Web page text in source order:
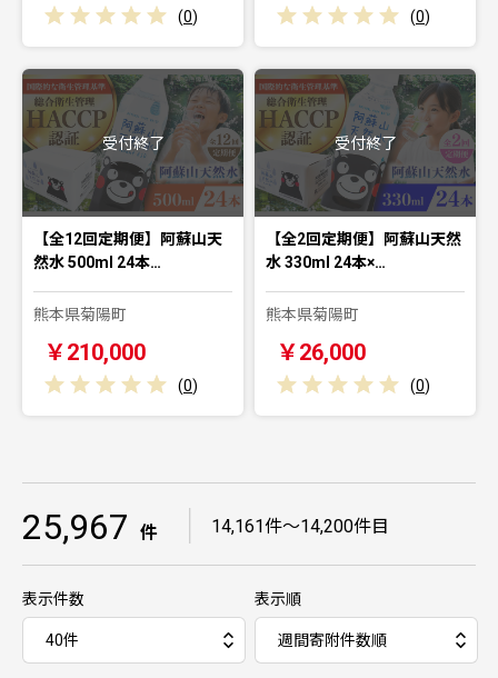
(0) (0)
受付終了
【全12回定期便】阿蘇山天
然水 500ml 24本…
熊本県菊陽町
￥210,000
(0)
受付終了
【全2回定期便】阿蘇山天然
水 330ml 24本×…
熊本県菊陽町
￥26,000
(0)
25,967 件 14,161件～14,200件目
表示件数 表示順